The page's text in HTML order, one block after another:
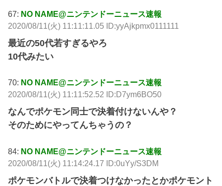
67: NO NAME@ニンテンドーニュース速報
2020/08/11(火) 11:11:11.05 ID:yyAjkpmx0111111
最近の50代若すぎるやろ
10代みたい
70: NO NAME@ニンテンドーニュース速報
2020/08/11(火) 11:11:52.52 ID:D7ym6BO50
なんでポケモン同士で決着付けないんや？
そのためにやってんちゃうの？
84: NO NAME@ニンテンドーニュース速報
2020/08/11(火) 11:14:24.17 ID:0uYy/S3DM
ポケモンバトルで決着つけなかったとかポケモント